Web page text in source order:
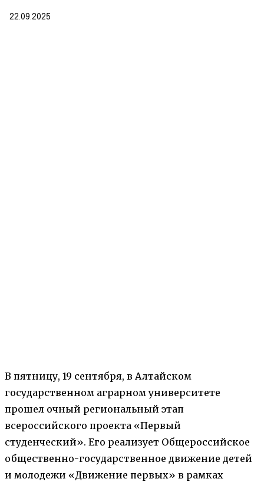
22.09.2025
В пятницу, 19 сентября, в Алтайском
государственном аграрном университете
прошел очный региональный этап
всероссийского проекта «Первый
студенческий». Его реализует Общероссийское
общественно-государственное движение детей
и молодежи «Движение первых» в рамках